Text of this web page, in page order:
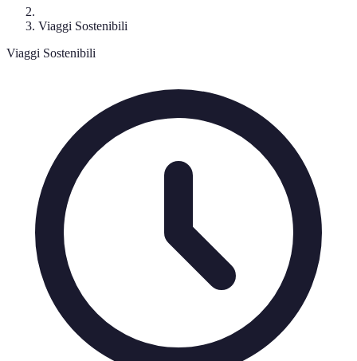
Viaggi Sostenibili
Viaggi Sostenibili